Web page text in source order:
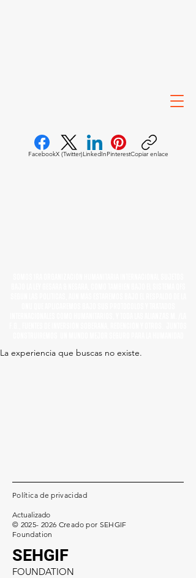
FacebookX (Twitter)LinkedInPinterestCopiar enlace
La experiencia que buscas no existe.
Política de privacidad
Actualizado
© 2025- 2026 Creado por SEHGIF
Foundation
SEHGIF
FOUNDATION